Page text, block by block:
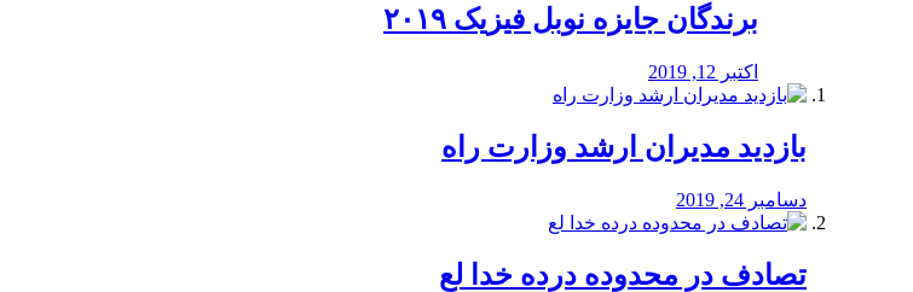
برندگان جایزه نوبل فیزیک ۲۰۱۹
اکتبر 12, 2019
بازدید مدیران ارشد وزارت راه
دسامبر 24, 2019
تصادف در محدوده درده خدا لع